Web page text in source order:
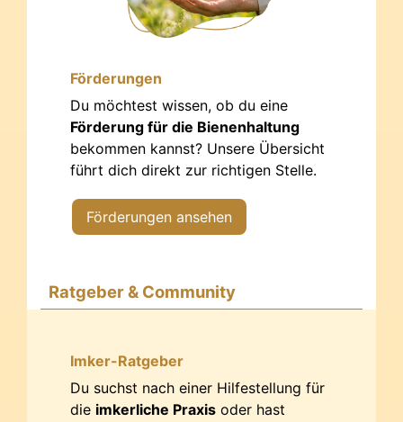
Förderungen
Du möchtest wissen, ob du eine
Förderung für die Bienenhaltung
bekommen kannst? Unsere Übersicht
führt dich direkt zur richtigen Stelle.
Förderungen ansehen
Ratgeber & Community
Imker-Ratgeber
Du suchst nach einer Hilfestellung für
die imkerliche Praxis oder hast